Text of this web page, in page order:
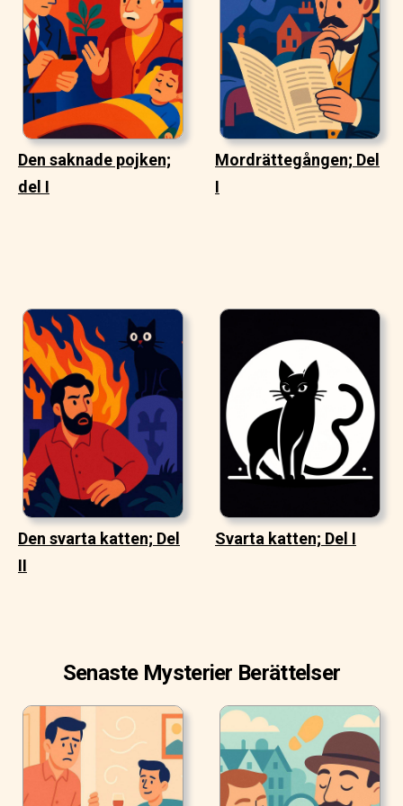
Den saknade pojken;
del I
Mordrättegången; Del
I
Den svarta katten; Del
II
Svarta katten; Del I
Senaste Mysterier Berättelser